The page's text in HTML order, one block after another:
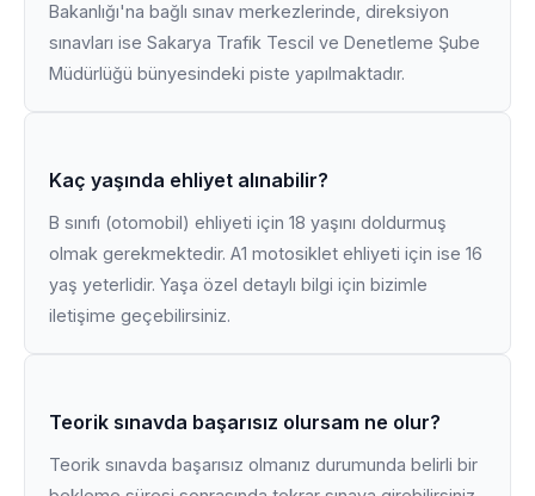
Bakanlığı'na bağlı sınav merkezlerinde, direksiyon
sınavları ise Sakarya Trafik Tescil ve Denetleme Şube
Müdürlüğü bünyesindeki piste yapılmaktadır.
Kaç yaşında ehliyet alınabilir?
B sınıfı (otomobil) ehliyeti için 18 yaşını doldurmuş
olmak gerekmektedir. A1 motosiklet ehliyeti için ise 16
yaş yeterlidir. Yaşa özel detaylı bilgi için bizimle
iletişime geçebilirsiniz.
Teorik sınavda başarısız olursam ne olur?
Teorik sınavda başarısız olmanız durumunda belirli bir